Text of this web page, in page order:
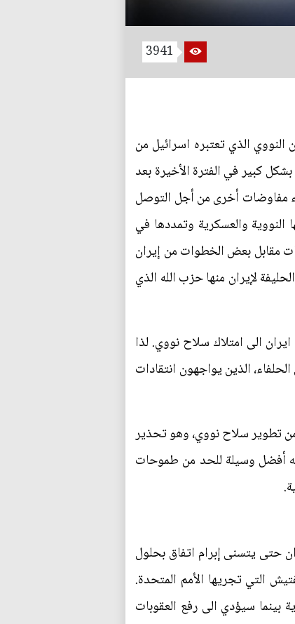
3941
النووي الذي تعتبره اسرائيل من
كبير في الفترة الأخيرة بعد
مفاوضات أخرى من أجل التوصل
والعسكرية وتمددها في
مقابل بعض الخطوات من إيران
لإيران منها حزب الله الذي
الى امتلاك سلاح نووي. لذا
الذين يواجهون انتقادات
تطوير سلاح نووي، وهو تحذير
أفضل وسيلة للحد من طموحات
حتى يتسنى إبرام اتفاق بحلول
التي تجريها الأمم المتحدة.
بينما سيؤدي الى رفع العقوبات